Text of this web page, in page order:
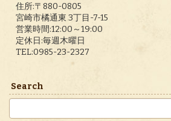
住所:〒880-0805
宮崎市橘通東 3丁目-7-15
営業時間:12:00～19:00
定休日:毎週木曜日
TEL:0985-23-2327
Search
検
索: